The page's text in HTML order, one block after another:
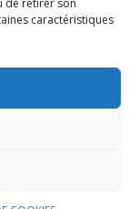
de retirer son
caractéristiques